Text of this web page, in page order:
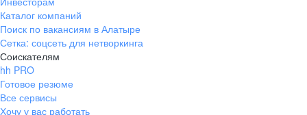
Каталог компаний
Поиск по вакансиям в Алатыре
Сетка: соцсеть для нетворкинга
Соискателям
hh PRO
Готовое резюме
Все сервисы
Хочу у вас работать